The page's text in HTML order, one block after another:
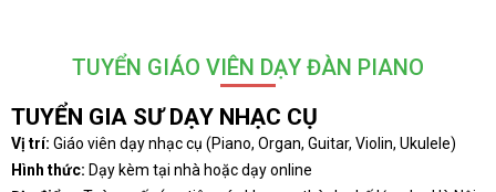
TUYỂN GIÁO VIÊN DẠY ĐÀN PIANO
TUYỂN GIA SƯ DẠY NHẠC CỤ
Vị trí: Giáo viên dạy nhạc cụ (Piano, Organ, Guitar, Violin, Ukulele)
Hình thức: Dạy kèm tại nhà hoặc dạy online